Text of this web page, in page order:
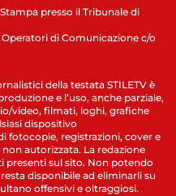
presso il Tribunale di
di Comunicazione c/o
della testata STILETV è
e l’uso, anche parziale,
video, filmati, loghi, grafiche
dispositivo
fotocopie, registrazioni, cover e
autorizzata. La redazione
presenti sul sito. Non potendo
disponibile ad eliminarli su
offensivi e oltraggiosi.